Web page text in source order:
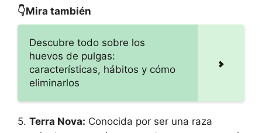
👇Mira también
Descubre todo sobre los
huevos de pulgas:
características, hábitos y cómo
eliminarlos
5. Terra Nova: Conocida por ser una raza